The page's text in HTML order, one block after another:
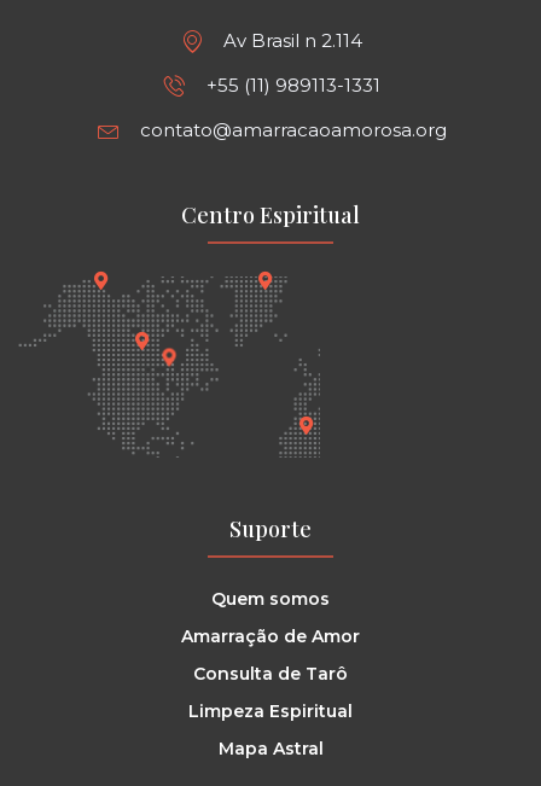
Av Brasil n 2.114
+55 (11) 989113-1331
contato@amarracaoamorosa.org
Centro Espiritual
Suporte
Quem somos
Amarração de Amor
Consulta de Tarô
Limpeza Espiritual
Mapa Astral